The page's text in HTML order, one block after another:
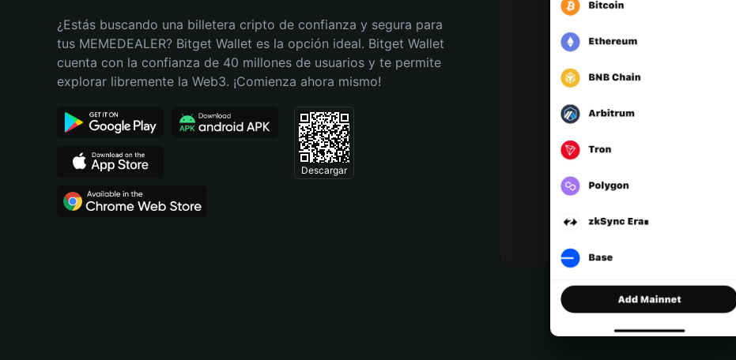
Português (Brasil)
Español (Argentina)
¿Estás buscando una billetera cripto de confianza y segura para
tus MEMEDEALER? Bitget Wallet es la opción ideal. Bitget Wallet
cuenta con la confianza de 40 millones de usuarios y te permite
explorar libremente la Web3. ¡Comienza ahora mismo!
Descargar